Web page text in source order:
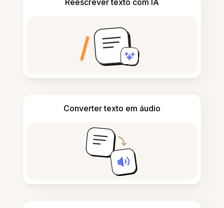
Reescrever texto com IA
Converter texto em áudio